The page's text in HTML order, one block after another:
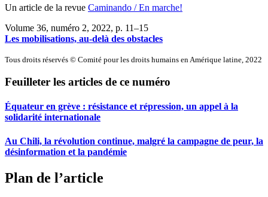
Un article de la revue Caminando / En marche!
Volume 36, numéro 2, 2022, p. 11–15
Les mobilisations, au-delà des obstacles
Tous droits réservés © Comité pour les droits humains en Amérique latine, 2022
Feuilleter les articles de ce numéro
Équateur en grève : résistance et répression, un appel à la
solidarité internationale
Au Chili, la révolution continue, malgré la campagne de peur, la
désinformation et la pandémie
Plan de l’article